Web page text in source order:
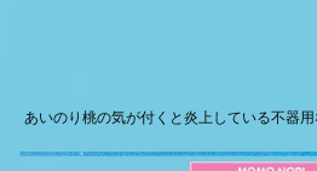
あいのり桃の気が付くと炎上している不器